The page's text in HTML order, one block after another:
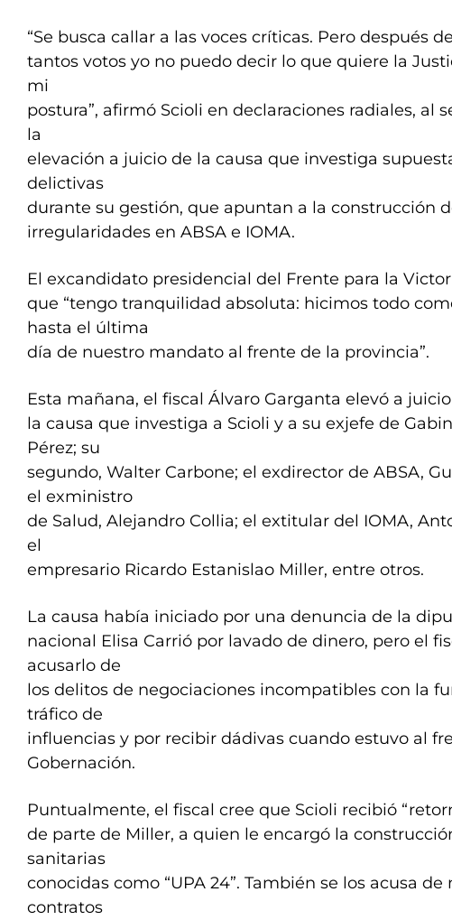
“Se busca callar a las voces críticas. Pero después
tantos votos yo no puedo decir lo que quiere la
mi
postura”, afirmó Scioli en declaraciones radiales, al
la
elevación a juicio de la causa que investiga
delictivas
durante su gestión, que apuntan a la construcción
irregularidades en ABSA e IOMA.
El excandidato presidencial del Frente para la
que “tengo tranquilidad absoluta: hicimos todo
hasta el última
día de nuestro mandato al frente de la provincia”.
Esta mañana, el fiscal Álvaro Garganta elevó a
la causa que investiga a Scioli y a su exjefe de
Pérez; su
segundo, Walter Carbone; el exdirector de ABSA,
el exministro
de Salud, Alejandro Collia; el extitular del IOMA,
el
empresario Ricardo Estanislao Miller, entre otros.
La causa había iniciado por una denuncia de la
nacional Elisa Carrió por lavado de dinero, pero el
acusarlo de
los delitos de negociaciones incompatibles con la
tráfico de
influencias y por recibir dádivas cuando estuvo al
Gobernación.
Puntualmente, el fiscal cree que Scioli recibió
de parte de Miller, a quien le encargó la
sanitarias
conocidas como “UPA 24”. También se los acusa
contratos